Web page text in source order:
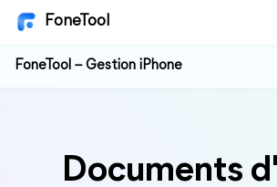
FoneTool
FoneTool – Gestion iPhone
Documents